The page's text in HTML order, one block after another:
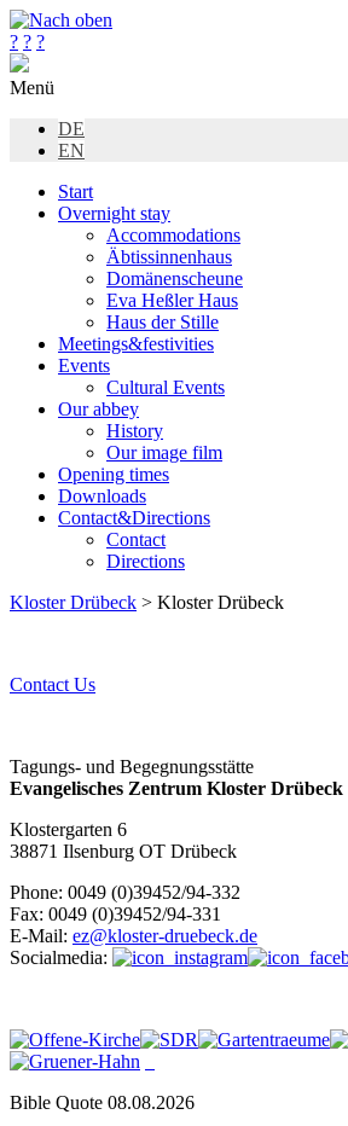
? ? ?
Menü
DE
EN
Start
Overnight stay
Accommodations
Äbtissinnenhaus
Domänenscheune
Eva Heßler Haus
Haus der Stille
Meetings&festivities
Events
Cultural Events
Our abbey
History
Our image film
Opening times
Downloads
Contact&Directions
Contact
Directions
Kloster Drübeck > Kloster Drübeck
Contact Us
Tagungs- und Begegnungsstätte
Evangelisches Zentrum Kloster Drübeck
Klostergarten 6
38871 Ilsenburg OT Drübeck
Phone: 0049 (0)39452/94-332
Fax: 0049 (0)39452/94-331
E-Mail: ez@kloster-druebeck.de
Socialmedia:
Bible Quote 08.08.2026